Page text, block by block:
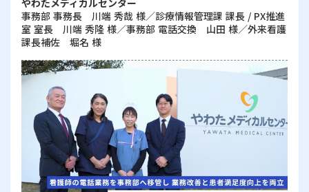
事務部 事務長 川端 秀哉 様／診療情報管理課 課長 / PX推進
室 室長 川端 秀隆 様／事務部 電話交換 山田 様／外来看護
課長補佐 堀名 様